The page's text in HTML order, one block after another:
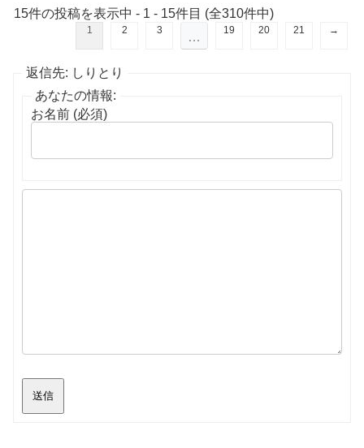
15件の投稿を表示中 - 1 - 15件目 (全310件中)
1 2 3 … 19 20 21 →
返信先: しりとり
あなたの情報:
お名前 (必須)
送信